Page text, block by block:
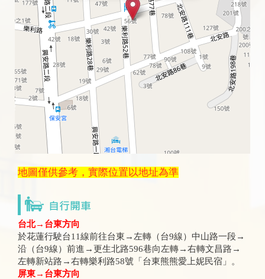
地圖僅供參考，實際位置以地址為準
台北→台東方向
於花蓮行駛台11線前往台東→左轉（台9線）中山路一段→
沿（台9線）前進→更生北路596巷向左轉→右轉文昌路→
左轉新站路→右轉樂利路58號「台東熊熊愛上妮民宿」。
屏東→台東方向